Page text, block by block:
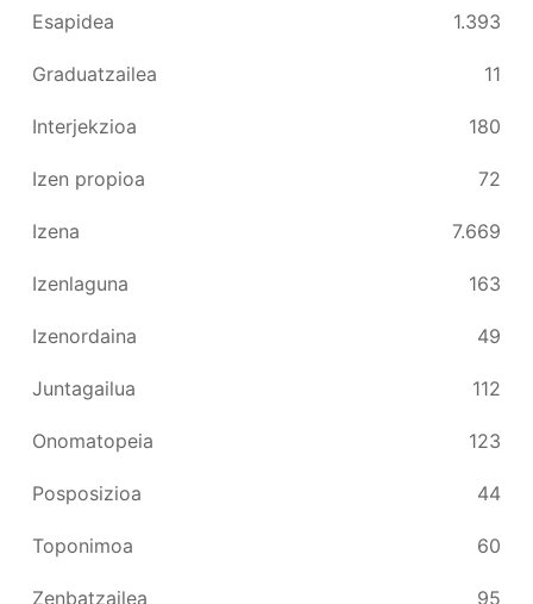
Esapidea 1.393
Graduatzailea 11
Interjekzioa 180
Izen propioa 72
Izena 7.669
Izenlaguna 163
Izenordaina 49
Juntagailua 112
Onomatopeia 123
Posposizioa 44
Toponimoa 60
Zenbatzailea 95